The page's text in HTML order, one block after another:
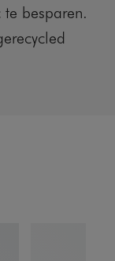
besparen.